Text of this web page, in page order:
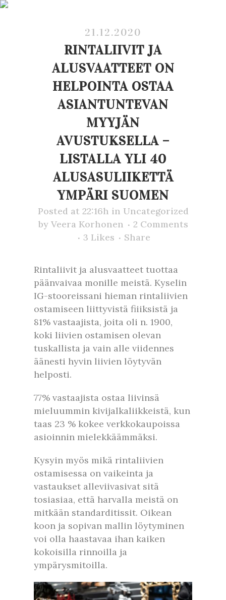
21.12.2020
RINTALIIVIT JA
ALUSVAATTEET ON
HELPOINTA OSTAA
ASIANTUNTEVAN
MYYJÄN
AVUSTUKSELLA –
LISTALLA YLI 40
ALUSASULIIKETTÄ
YMPÄRI SUOMEN
Posted at 22:16h in Uncategorized
by Veera Korhonen
2 Comments
3 Likes Share
Rintaliivit ja alusvaatteet tuottaa
päänvaivaa monille meistä. Kyselin
IG-stooreissani hieman rintaliivien
ostamiseen liittyvistä fiiiksistä ja
81% vastaajista, joita oli n. 1900,
koki liivien ostamisen olevan
tuskallista ja vain alle viidennes
äänesti hyvin liivien löytyvän
helposti.
77% vastaajista ostaa liivinsä
mieluummin kivijalkaliikkeistä, kun
taas 23 % kokee verkkokaupoissa
asioinnin mielekkäämmäksi.
Kysyin myös mikä rintaliivien
ostamisessa on vaikeinta ja
vastaukset alleviivasivat sitä
tosiasiaa, että harvalla meistä on
mitkään standarditissit. Oikean
koon ja sopivan mallin löytyminen
voi olla haastavaa ihan kaiken
kokoisilla rinnoilla ja
ympärysmitoilla.